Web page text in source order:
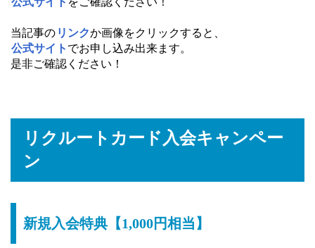
当記事の リンクか画像をクリックすると、
公式サイト でお申し込み出来ます。
是非ご確認ください！
リクルートカード入会キャンペー
ン
新規入会特典【1,000円相当】